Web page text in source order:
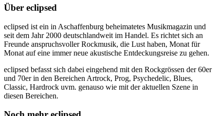
Über eclipsed
eclipsed ist ein in Aschaffenburg beheimatetes Musikmagazin und
seit dem Jahr 2000 deutschlandweit im Handel. Es richtet sich an
Freunde anspruchsvoller Rockmusik, die Lust haben, Monat für
Monat auf eine immer neue akustische Entdeckungsreise zu gehen.
eclipsed befasst sich dabei eingehend mit den Rockgrössen der 60er
und 70er in den Bereichen Artrock, Prog, Psychedelic, Blues,
Classic, Hardrock uvm. genauso wie mit der aktuellen Szene in
diesen Bereichen.